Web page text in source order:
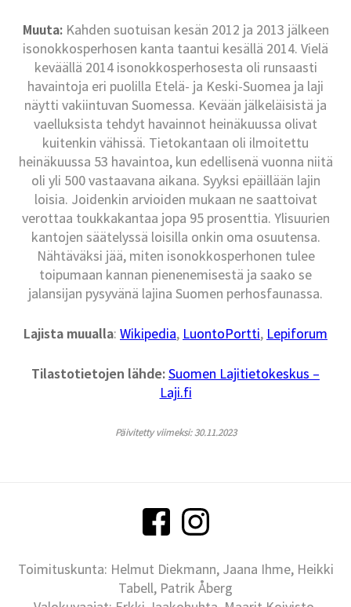
Muuta:Kahden suotuisan kesän 2012 ja 2013 jälkeen
isonokkosperhosen kanta taantui kesällä 2014. Vielä
keväällä 2014 isonokkosperhosesta oli runsaasti
havaintoja eri puolilla Etelä- ja Keski-Suomea ja laji
näytti vakiintuvan Suomessa. Kevään jälkeläisistä ja
vaelluksista tehdyt havainnot heinäkuussa olivat
kuitenkin vähissä. Tietokantaan oli ilmoitettu
heinäkuussa 53 havaintoa, kun edellisenä vuonna niitä
oli yli 500 vastaavana aikana. Syyksi epäillään lajin
loisia. Joidenkin arvioiden mukaan ne saattoivat
verottaa toukkakantaa jopa 95 prosenttia. Ylisuurien
kantojen säätelyssä loisilla onkin oma osuutensa.
Nähtäväksi jää, miten isonokkosperhonen tulee
toipumaan kannan pienenemisestä ja saako se
jalansijan pysyvänä lajina Suomen perhosfaunassa.
Lajista muualla: Wikipedia, LuontoPortti, Lepiforum
Tilastotietojen lähde:Suomen Lajitietokeskus –
Laji.fi
Päivitetty viimeksi: 30.11.2023
Toimituskunta: Helmut Diekmann, Jaana Ihme, Heikki
Tabell, Patrik Åberg